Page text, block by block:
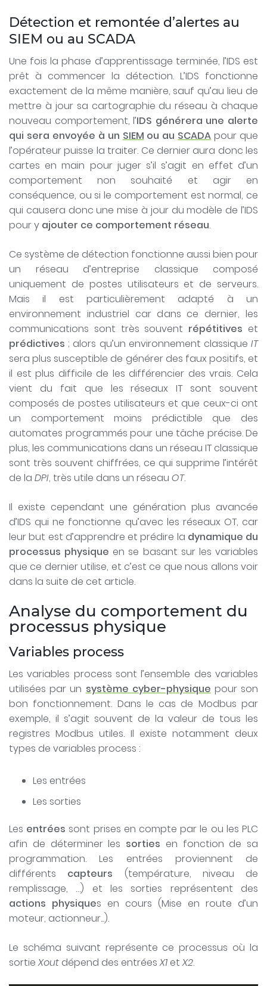
Détection et remontée d’alertes au
SIEM ou au SCADA
Une fois la phase d’apprentissage terminée, l’IDS est
prêt à commencer la détection. L’IDS fonctionne
exactement de la même manière, sauf qu’au lieu de
mettre à jour sa cartographie du réseau à chaque
nouveau comportement, l’IDS générera une alerte
qui sera envoyée à un SIEM ou au SCADA pour que
l’opérateur puisse la traiter. Ce dernier aura donc les
cartes en main pour juger s’il s’agit en effet d’un
comportement non souhaité et agir en
conséquence, ou si le comportement est normal, ce
qui causera donc une mise à jour du modèle de l’IDS
pour y ajouter ce comportement réseau.
Ce système de détection fonctionne aussi bien pour
un réseau d’entreprise classique composé
uniquement de postes utilisateurs et de serveurs.
Mais il est particulièrement adapté à un
environnement industriel car dans ce dernier, les
communications sont très souvent répétitives et
prédictives ; alors qu’un environnement classique IT
sera plus susceptible de générer des faux positifs, et
il est plus difficile de les différencier des vrais. Cela
vient du fait que les réseaux IT sont souvent
composés de postes utilisateurs et que ceux-ci ont
un comportement moins prédictible que des
automates programmés pour une tâche précise. De
plus, les communications dans un réseau IT classique
sont très souvent chiffrées, ce qui supprime l’intérêt
de la DPI, très utile dans un réseau OT.
Il existe cependant une génération plus avancée
d’IDS qui ne fonctionne qu’avec les réseaux OT, car
leur but est d’apprendre et prédire la dynamique du
processus physique en se basant sur les variables
que ce dernier utilise, et c’est ce que nous allons voir
dans la suite de cet article.
Analyse du comportement du
processus physique
Variables process
Les variables process sont l’ensemble des variables
utilisées par un système cyber-physique pour son
bon fonctionnement. Dans le cas de Modbus par
exemple, il s’agit souvent de la valeur de tous les
registres Modbus utiles. Il existe notamment deux
types de variables process :
Les entrées
Les sorties
Les entrées sont prises en compte par le ou les PLC
afin de déterminer les sorties en fonction de sa
programmation. Les entrées proviennent de
différents capteurs (température, niveau de
remplissage, …) et les sorties représentent des
actions physiques en cours (Mise en route d’un
moteur, actionneur...).
Le schéma suivant représente ce processus où la
sortieXout dépend des entréesX1 etX2.